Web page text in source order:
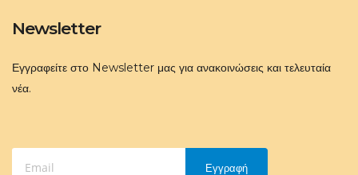
Newsletter
Εγγραφείτε στο Newsletter μας για ανακοινώσεις και τελευταία
νέα.
Εγγραφή